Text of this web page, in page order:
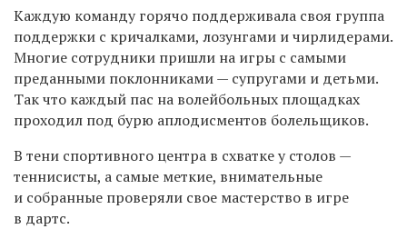
Каждую команду горячо поддерживала своя группа
поддержки с кричалками, лозунгами и чирлидерами.
Многие сотрудники пришли на игры с самыми
преданными поклонниками — супругами и детьми.
Так что каждый пас на волейбольных площадках
проходил под бурю аплодисментов болельщиков.
В тени спортивного центра в схватке у столов —
теннисисты, а самые меткие, внимательные
и собранные проверяли свое мастерство в игре
в дартс.